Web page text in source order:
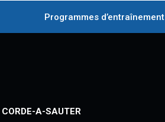
Programmes d’entraînement
CORDE-A-SAUTER